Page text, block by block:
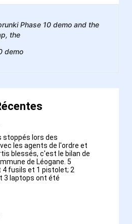
Phase 10 demo and the
the
demo
stoppés lors des
les agents de l'ordre et
blessés, c'est le bilan de
de Léogane. 5
4 fusils et 1 pistolet; 2
laptops ont été